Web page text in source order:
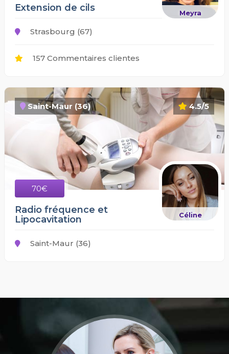
Meyra
Extension de cils
Strasbourg (67)
157 Commentaires clientes
4.5/5
Saint-Maur (36)
70€
Céline
Radio fréquence et
Lipocavitation
Saint-Maur (36)